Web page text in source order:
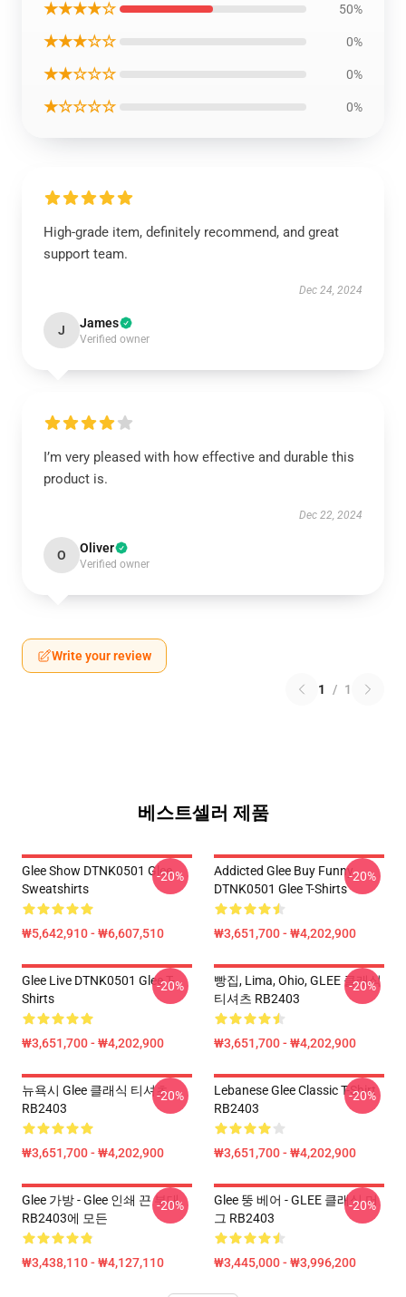
★★★★☆ 50%
★★★☆☆ 0%
★★☆☆☆ 0%
★☆☆☆☆ 0%
High-grade item, definitely recommend, and great
support team.
Dec 24, 2024
J James
Verified owner
I’m very pleased with how effective and durable this
product is.
Dec 22, 2024
O Oliver
Verified owner
Write your review
1 / 1
베스트셀러 제품
Glee Show DTNK0501 Glee
Sweatshirts
₩5,642,910 - ₩6,607,510
-20%
Addicted Glee Buy Funny
DTNK0501 Glee T-Shirts
₩3,651,700 - ₩4,202,900
-20%
Glee Live DTNK0501 Glee T-
Shirts
₩3,651,700 - ₩4,202,900
-20%
빵집, Lima, Ohio, GLEE 클래식
티셔츠 RB2403
₩3,651,700 - ₩4,202,900
-20%
뉴욕시 Glee 클래식 티셔츠
RB2403
₩3,651,700 - ₩4,202,900
-20%
Lebanese Glee Classic T-Shirt
RB2403
₩3,651,700 - ₩4,202,900
-20%
Glee 가방 - Glee 인쇄 끈 부대
RB2403에 모든
₩3,438,110 - ₩4,127,110
-20%
Glee 뚱 베어 - GLEE 클래식 머
그 RB2403
₩3,445,000 - ₩3,996,200
-20%